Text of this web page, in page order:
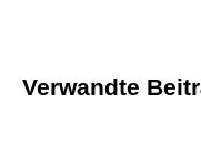
Verwandte